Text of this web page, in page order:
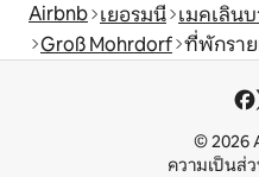
Airbnb เยอรมนี เมคเลิน
Groß Mohrdorf ที่พักรา
© 2026
ความเป็นส่